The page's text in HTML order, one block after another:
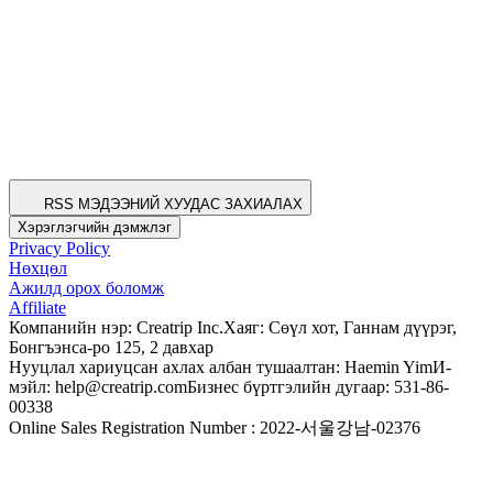
RSS МЭДЭЭНИЙ ХУУДАС ЗАХИАЛАХ
Хэрэглэгчийн дэмжлэг
Privacy Policy
Нөхцөл
Ажилд орох боломж
Affiliate
Компанийн нэр: Creatrip Inc.Хаяг: Сөүл хот, Ганнам дүүрэг,
Бонгъэнса-ро 125, 2 давхар
Нууцлал хариуцсан ахлах албан тушаалтан: Haemin YimИ-
мэйл: help@creatrip.comБизнес бүртгэлийн дугаар: 531-86-
00338
Online Sales Registration Number : 2022-서울강남-02376